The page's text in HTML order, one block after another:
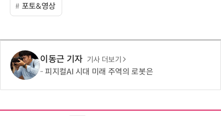
포토&영상
이동근 기자 기사 더보기
피지컬AI 시대 미래 주역의 로봇은